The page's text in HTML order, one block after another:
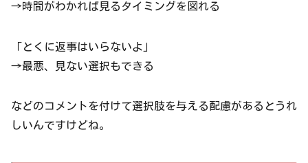
→時間がわかれば見るタイミングを図れる
「とくに返事はいらないよ」
→最悪、見ない選択もできる
などのコメントを付けて選択肢を与える配慮があるとうれ
しいんですけどね。